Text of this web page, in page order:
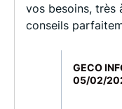
vos besoins, très
conseils
GECO
05/02/